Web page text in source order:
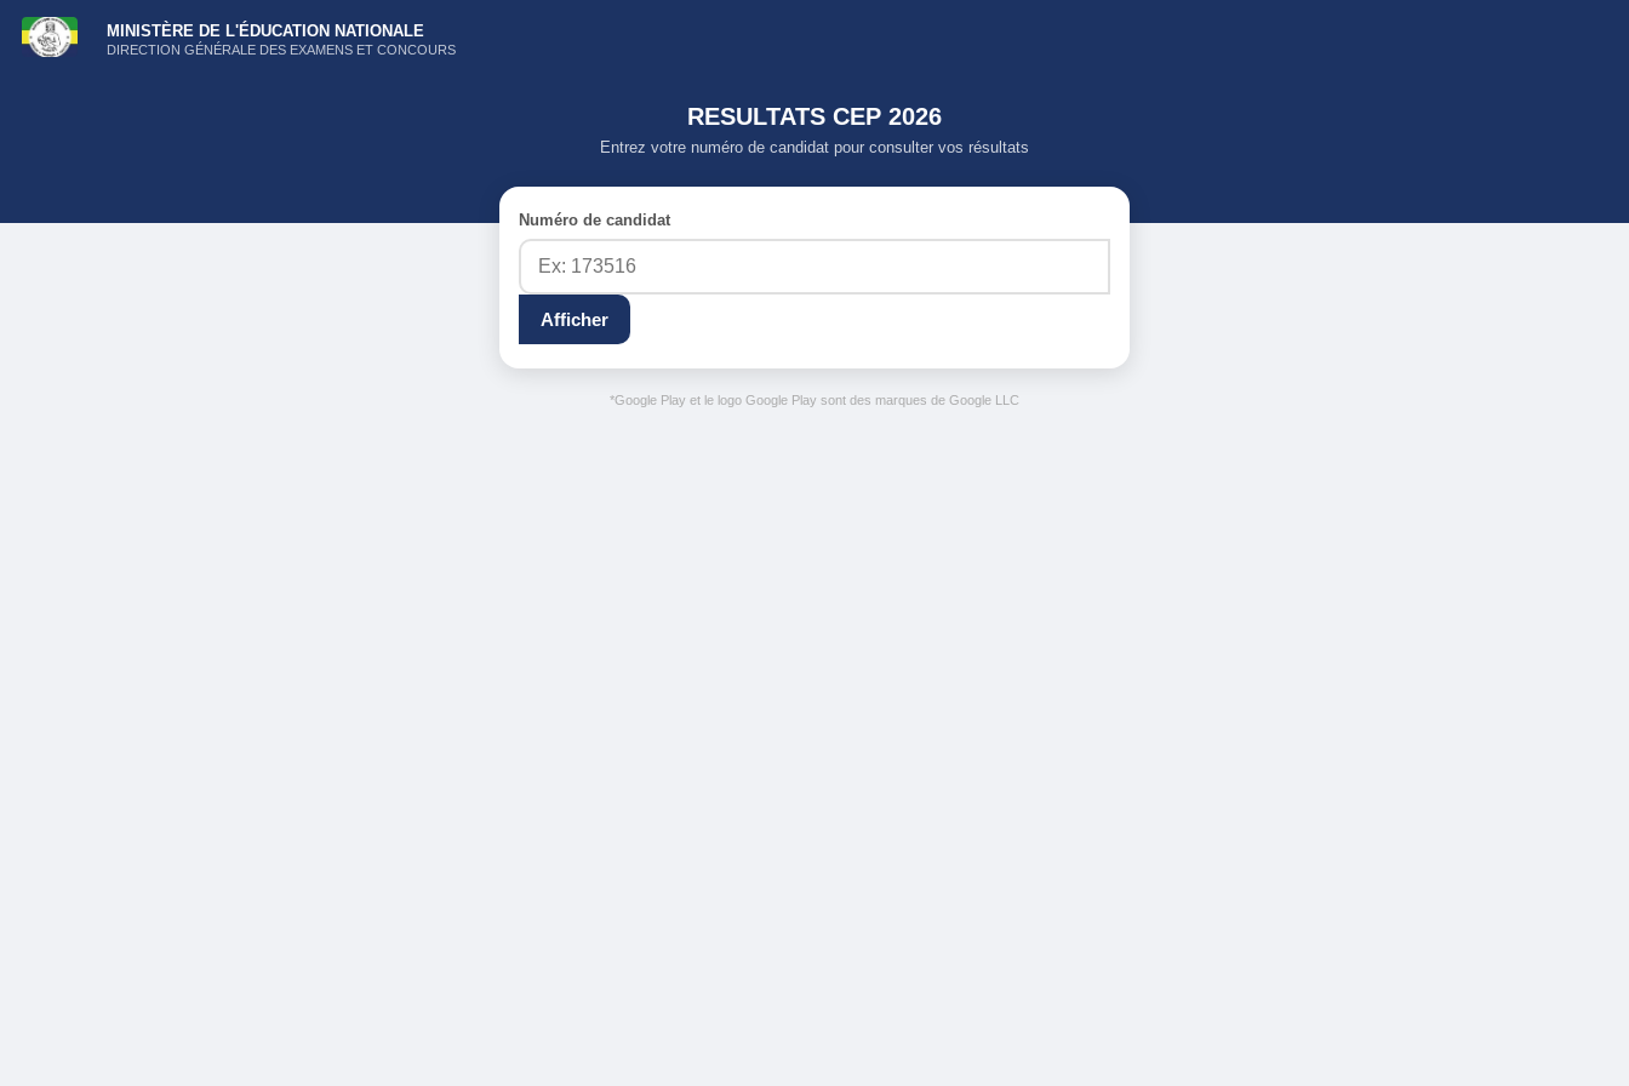
MINISTÈRE DE L'ÉDUCATION NATIONALE
DIRECTION GÉNÉRALE DES EXAMENS ET CONCOURS
RESULTATS CEP 2026
Entrez votre numéro de candidat pour consulter vos résultats
Numéro de candidat
Afficher
*Google Play et le logo Google Play sont des marques de Google LLC